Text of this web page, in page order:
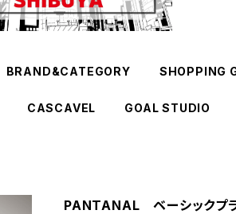
BRAND&CATEGORY SHOPPING
CASCAVEL GOAL STUDIO
PANTANAL ベーシックプ